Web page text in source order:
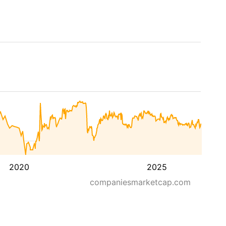
2020
2025
companiesmarketcap.com